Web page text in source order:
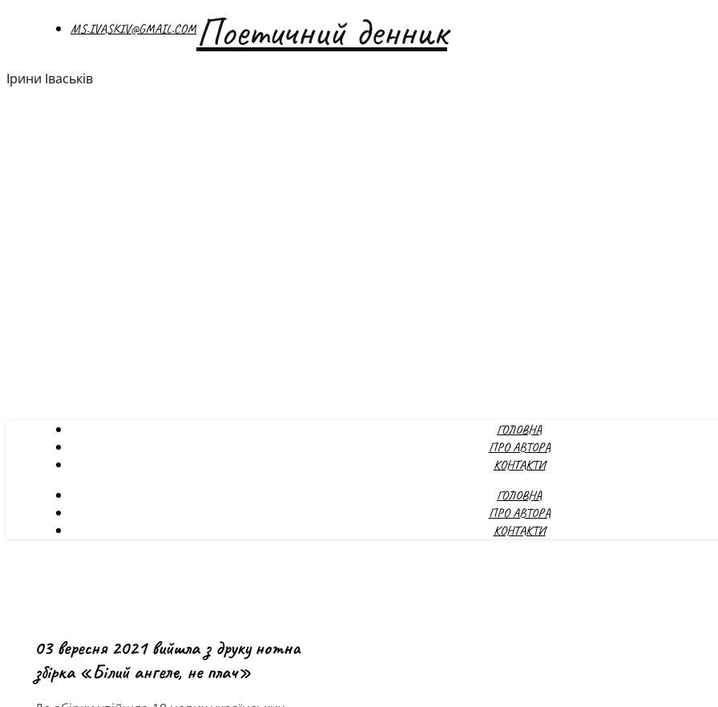
MS.IVASKIV@GMAIL.COMПоетичний денник
Ірини Іваськів
ГОЛОВНА
ПРО АВТОРА
КОНТАКТИ
ГОЛОВНА
ПРО АВТОРА
КОНТАКТИ
03 вересня 2021 вийшла з друку нотна
збірка «Білий ангеле, не плач»